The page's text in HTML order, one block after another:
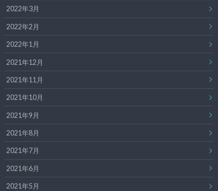
2022年3月
2022年2月
2022年1月
2021年12月
2021年11月
2021年10月
2021年9月
2021年8月
2021年7月
2021年6月
2021年5月